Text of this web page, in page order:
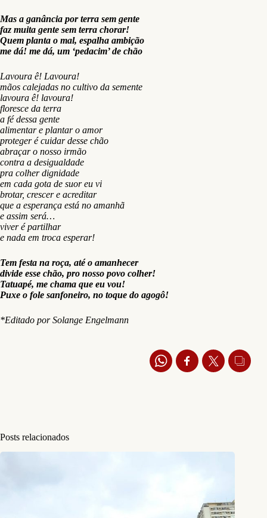
Mas a ganância por terra sem gente
faz muita gente sem terra chorar!
Quem planta o mal, espalha ambição
me dá! me dá, um ‘pedacim’ de chão
Lavoura ê! Lavoura!
mãos calejadas no cultivo da semente
lavoura ê! lavoura!
floresce da terra
a fé dessa gente
alimentar e plantar o amor
proteger é cuidar desse chão
abraçar o nosso irmão
contra a desigualdade
pra colher dignidade
em cada gota de suor eu vi
brotar, crescer e acreditar
que a esperança está no amanhã
e assim será…
viver é partilhar
e nada em troca esperar!
Tem festa na roça, até o amanhecer
divide esse chão, pro nosso povo colher!
Tatuapé, me chama que eu vou!
Puxe o fole sanfoneiro, no toque do agogô!
*Editado por Solange Engelmann
Posts relacionados